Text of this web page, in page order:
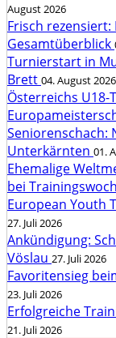
August 2026
Frisch
Gesamtüberblick
Turnierstart in
Brett 04. August 2026
Österreichs U18-
Unterkärnten 01.
Ehemalige
bei
European Youth
27. Juli 2026
Ankündigung:
Vöslau 27. Juli 2026
Favoritensieg
23. Juli 2026
Erfolgreiche
21. Juli 2026